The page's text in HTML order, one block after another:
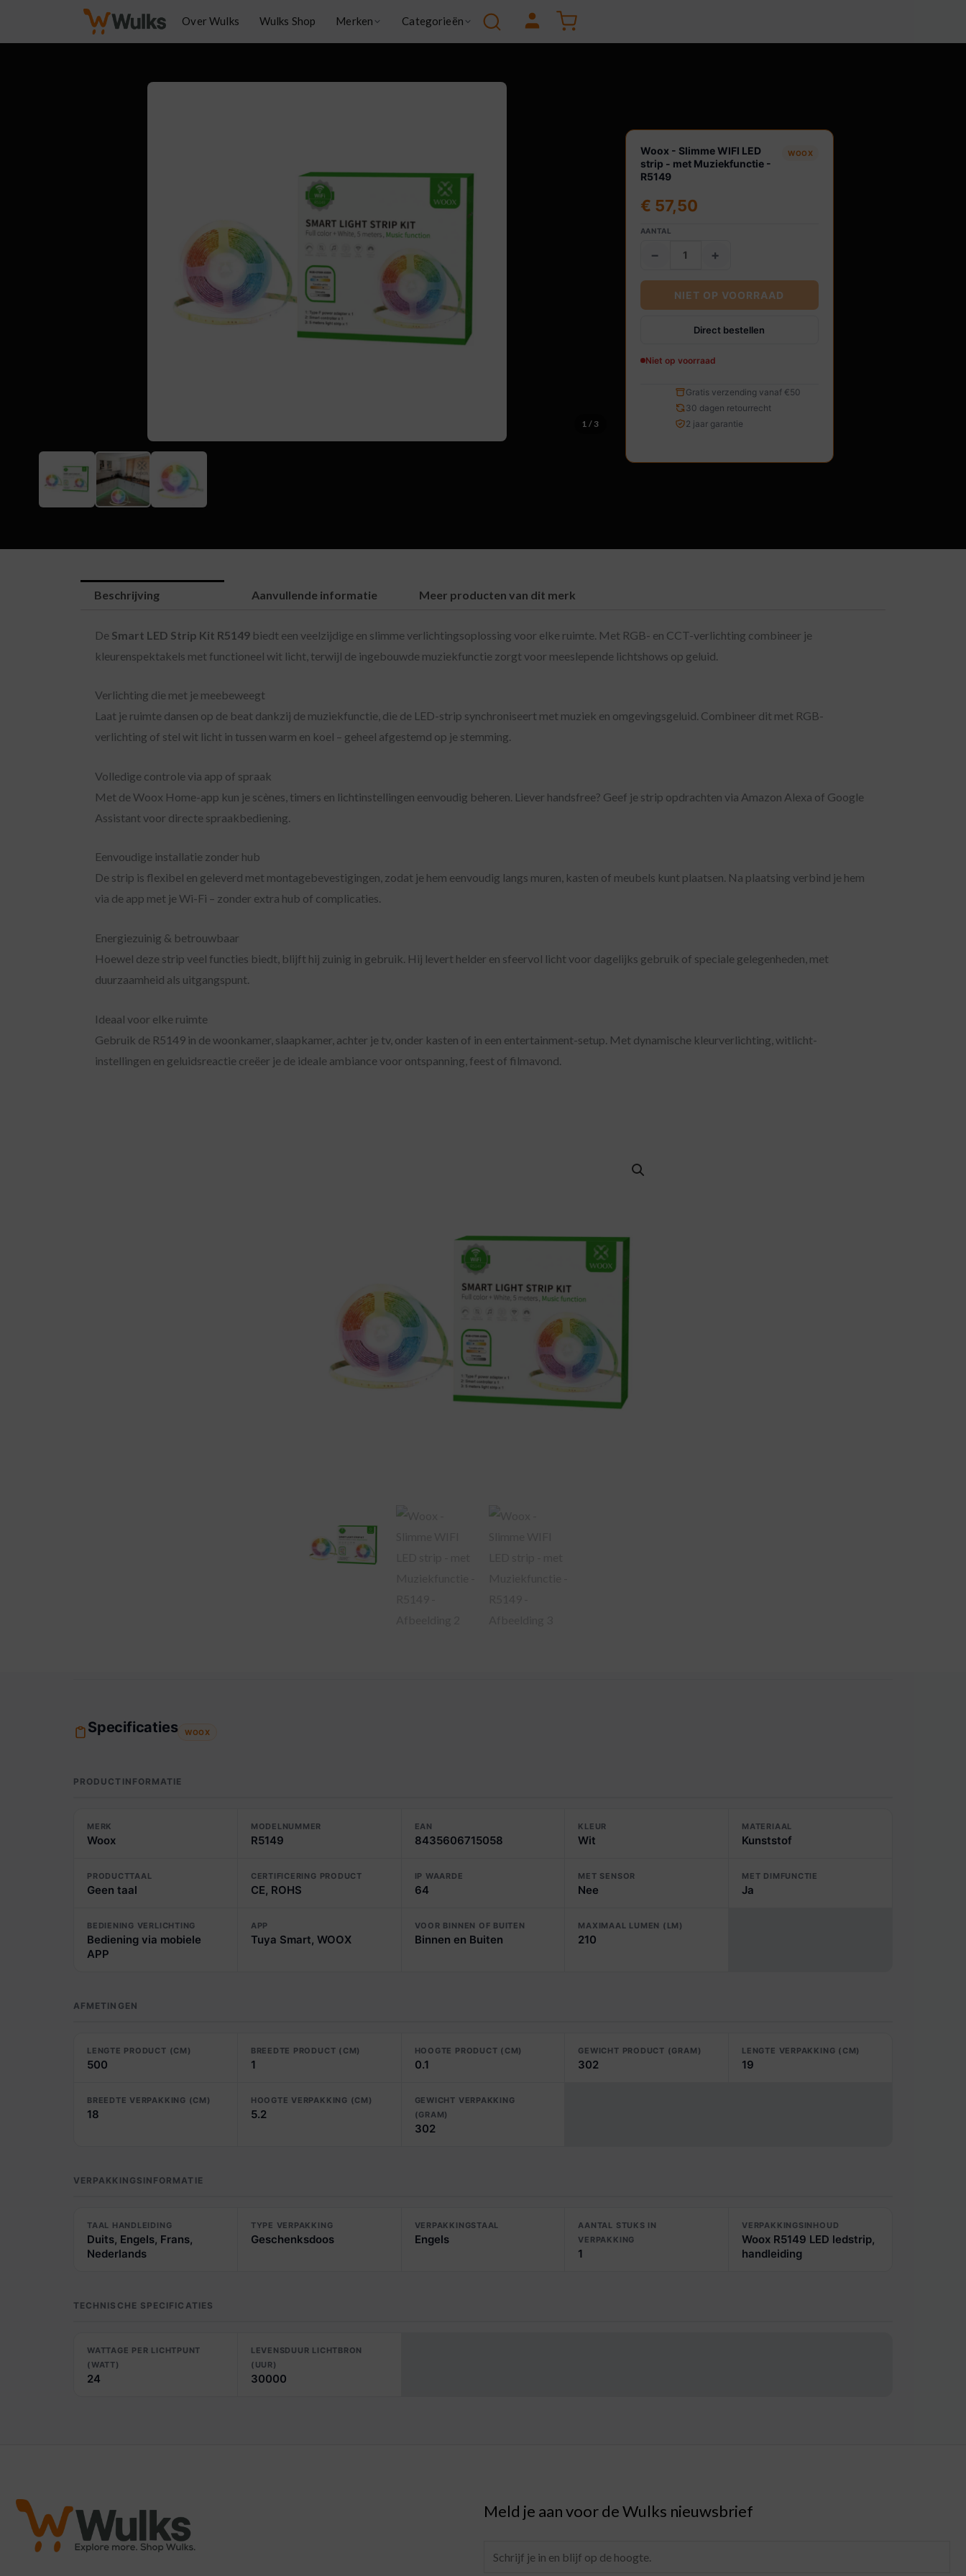
Over Wulks Wulks Shop Merken Categorieën Winkelwagen
1 / 3
Woox - Slimme WIFI LED
strip - met Muziekfunctie -
R5149
WOOX
€ 57,50
AANTAL
− +
NIET OP VOORRAAD
Direct bestellen
Niet op voorraad
Gratis verzending vanaf €50
30 dagen retourrecht
2 jaar garantie
Beschrijving Aanvullende informatie Meer producten van dit merk
De Smart LED Strip Kit R5149 biedt een veelzijdige en slimme verlichtingsoplossing voor elke ruimte. Met RGB- en CCT-verlichting combineer je
kleurenspektakels met functioneel wit licht, terwijl de ingebouwde muziekfunctie zorgt voor meeslepende lichtshows op geluid.
Verlichting die met je meebeweegt
Laat je ruimte dansen op de beat dankzij de muziekfunctie, die de LED-strip synchroniseert met muziek en omgevingsgeluid. Combineer dit met RGB-
verlichting of stel wit licht in tussen warm en koel – geheel afgestemd op je stemming.
Volledige controle via app of spraak
Met de Woox Home-app kun je scènes, timers en lichtinstellingen eenvoudig beheren. Liever handsfree? Geef je strip opdrachten via Amazon Alexa of Google
Assistant voor directe spraakbediening.
Eenvoudige installatie zonder hub
De strip is flexibel en geleverd met montagebevestigingen, zodat je hem eenvoudig langs muren, kasten of meubels kunt plaatsen. Na plaatsing verbind je hem
via de app met je Wi-Fi – zonder extra hub of complicaties.
Energiezuinig & betrouwbaar
Hoewel deze strip veel functies biedt, blijft hij zuinig in gebruik. Hij levert helder en sfeervol licht voor dagelijks gebruik of speciale gelegenheden, met
duurzaamheid als uitgangspunt.
Ideaal voor elke ruimte
Gebruik de R5149 in de woonkamer, slaapkamer, achter je tv, onder kasten of in een entertainment-setup. Met dynamische kleurverlichting, witlicht-
instellingen en geluidsreactie creëer je de ideale ambiance voor ontspanning, feest of filmavond.
Specificaties WOOX
PRODUCTINFORMATIE
MERK
Woox
MODELNUMMER
R5149
EAN
8435606715058
KLEUR
Wit
MATERIAAL
Kunststof
PRODUCTTAAL
Geen taal
CERTIFICERING PRODUCT
CE, ROHS
IP WAARDE
64
MET SENSOR
Nee
MET DIMFUNCTIE
Ja
BEDIENING VERLICHTING
Bediening via mobiele
APP
APP
Tuya Smart, WOOX
VOOR BINNEN OF BUITEN
Binnen en Buiten
MAXIMAAL LUMEN (LM)
210
AFMETINGEN
LENGTE PRODUCT (CM)
500
BREEDTE PRODUCT (CM)
1
HOOGTE PRODUCT (CM)
0.1
GEWICHT PRODUCT (GRAM)
302
LENGTE VERPAKKING (CM)
19
BREEDTE VERPAKKING (CM)
18
HOOGTE VERPAKKING (CM)
5.2
GEWICHT VERPAKKING
(GRAM)
302
VERPAKKINGSINFORMATIE
TAAL HANDLEIDING
Duits, Engels, Frans,
Nederlands
TYPE VERPAKKING
Geschenksdoos
VERPAKKINGSTAAL
Engels
AANTAL STUKS IN
VERPAKKING
1
VERPAKKINGSINHOUD
Woox R5149 LED ledstrip,
handleiding
TECHNISCHE SPECIFICATIES
WATTAGE PER LICHTPUNT
(WATT)
24
LEVENSDUUR LICHTBRON
(UUR)
30000
Meld je aan voor de Wulks nieuwsbrief